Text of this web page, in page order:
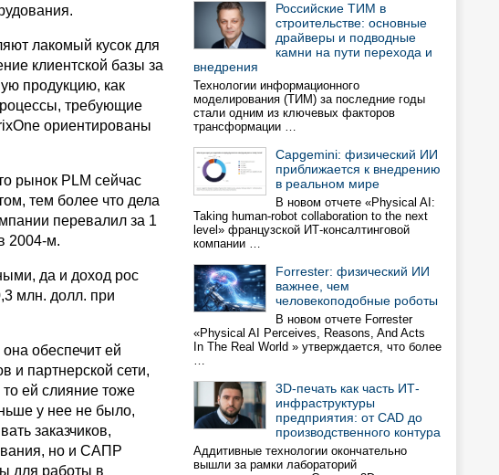
лакомый кусок для
клиентской базы за
продукцию, как
требующие
ориентированы
рынок PLM сейчас
тем более что дела
перевалил за 1
2004-м.
да и доход рос
млн. долл. при
обеспечит ей
и партнерской сети,
ей слияние тоже
у нее не было,
заказчиков,
но и САПР
для работы в
Российские ТИМ в
строительстве: основные
драйверы и подводные
камни на пути перехода и
внедрения
Технологии информационного
моделирования (ТИМ) за последние годы
стали одним из ключевых факторов
трансформации …
Capgemini: физический ИИ
приближается к внедрению
в реальном мире
В новом отчете «Physical AI:
Taking human-robot collaboration to the next
level» французской ИТ-консалтинговой
компании …
Forrester: физический ИИ
важнее, чем
человекоподобные роботы
В новом отчете Forrester
«Physical AI Perceives, Reasons, And Acts
In The Real World » утверждается, что более
…
3D-печать как часть ИТ-
инфраструктуры
предприятия: от CAD до
производственного контура
Аддитивные технологии окончательно
вышли за рамки лабораторий